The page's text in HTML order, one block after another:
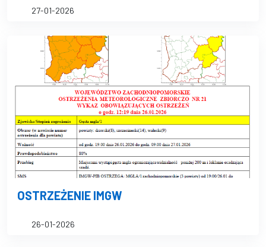
27-01-2026
OSTRZEŻENIE IMGW
26-01-2026